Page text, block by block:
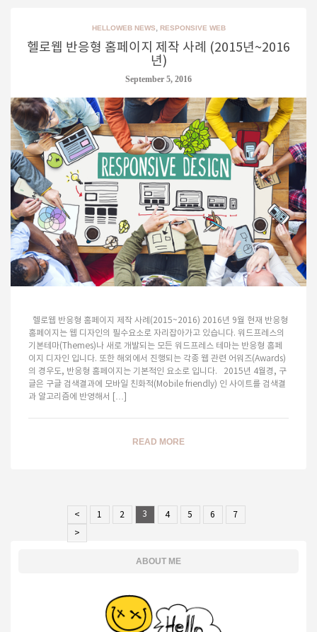
HELLOWEB NEWS, RESPONSIVE WEB
헬로웹 반응형 홈페이지 제작 사례 (2015년~2016
년)
September 5, 2016
헬로웹 반응형 홈페이지 제작 사례(2015~2016) 2016년 9월 현재 반응형
홈페이지는 웹 디자인의 필수요소로 자리잡아가고 있습니다. 워드프레스의
기본테마(Themes)나 새로 개발되는 모든 워드프레스 테마는 반응형 홈페
이지 디자인 입니다. 또한 해외에서 진행되는 각종 웹 관련 어워즈(Awards)
의 경우도, 반응형 홈페이지는 기본적인 요소로 입니다. 2015년 4월경, 구
글은 구글 검색결과에 모바일 친화적(Mobile friendly) 인 사이트를 검색결
과 알고리즘에 반영해서 […]
READ MORE
< 1 2 3 4 5 6
7
>
ABOUT ME